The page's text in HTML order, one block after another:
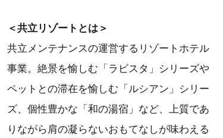
＜共立リゾートとは＞
共立メンテナンスの運営するリゾートホテル
事業。絶景を愉しむ「ラビスタ」シリーズや
ペットとの滞在を愉しむ「ルシアン」シリー
ズ、個性豊かな「和の湯宿」など、上質であ
りながら肩の凝らないおもてなしが味わえる